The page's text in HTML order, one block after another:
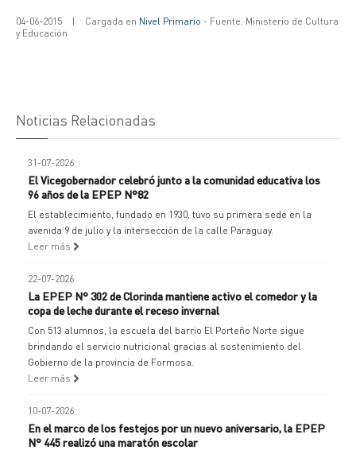
04-06-2015 | Cargada en Nivel Primario - Fuente: Ministerio de Cultura
y Educación
Noticias Relacionadas
31-07-2026
El Vicegobernador celebró junto a la comunidad educativa los
96 años de la EPEP N°82
El establecimiento, fundado en 1930, tuvo su primera sede en la
avenida 9 de julio y la intersección de la calle Paraguay.
Leer más
22-07-2026
La EPEP N° 302 de Clorinda mantiene activo el comedor y la
copa de leche durante el receso invernal
Con 513 alumnos, la escuela del barrio El Porteño Norte sigue
brindando el servicio nutricional gracias al sostenimiento del
Gobierno de la provincia de Formosa.
Leer más
10-07-2026
En el marco de los festejos por un nuevo aniversario, la EPEP
N° 445 realizó una maratón escolar